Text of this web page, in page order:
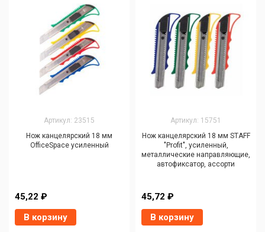
Артикул: 23515
Нож канцелярский 18 мм
OfficeSpace усиленный
45,22 ₽
В корзину
Артикул: 15751
Нож канцелярский 18 мм STAFF
"Profit", усиленный,
металлические направляющие,
автофиксатор, ассорти
45,72 ₽
В корзину